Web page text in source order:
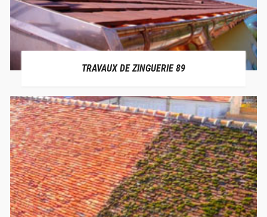
TRAVAUX DE ZINGUERIE 89